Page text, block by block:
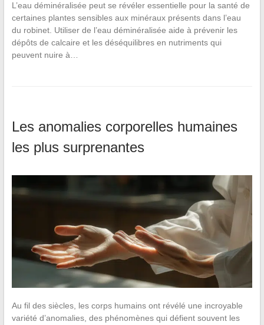
L’eau déminéralisée peut se révéler essentielle pour la santé de
certaines plantes sensibles aux minéraux présents dans l’eau
du robinet. Utiliser de l’eau déminéralisée aide à prévenir les
dépôts de calcaire et les déséquilibres en nutriments qui
peuvent nuire à…
Les anomalies corporelles humaines
les plus surprenantes
Au fil des siècles, les corps humains ont révélé une incroyable
variété d’anomalies, des phénomènes qui défient souvent les